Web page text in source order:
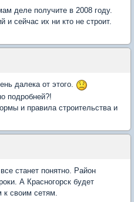
деле получите в 2008 году.
и сейчас их ни кто не строит.
далека от этого.
подробней?!
и правила строительства и
станет понятно. Район
А Красногорск будет
своим сетям.